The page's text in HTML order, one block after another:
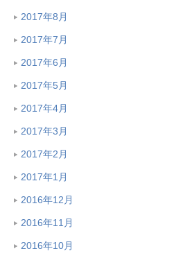
2017年8月
2017年7月
2017年6月
2017年5月
2017年4月
2017年3月
2017年2月
2017年1月
2016年12月
2016年11月
2016年10月